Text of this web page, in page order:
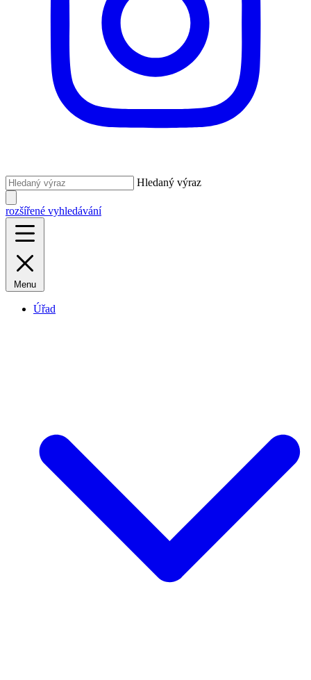
Hledaný výraz
rozšířené vyhledávání
Menu
Úřad